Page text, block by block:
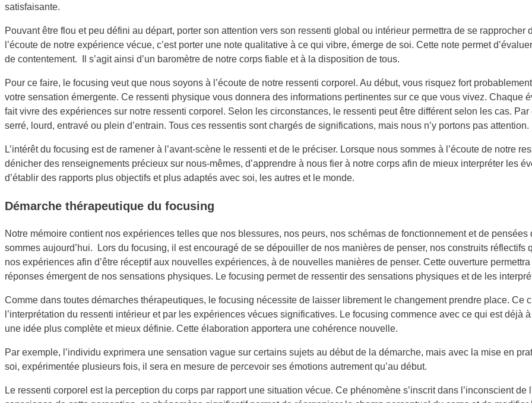
satisfaisante.
Pouvant être flou et peu défini au départ, porter son attention vers son ressenti global ou intérieur permettra de se rapprocher
l’écoute de notre expérience vécue, c’est porter une note qualitative à ce qui vibre, émerge de soi. Cette note permet
de contentement. Il s’agit ainsi d’un baromètre de notre corps fiable et à la disposition de tous.
Pour ce faire, le focusing veut que nous soyons à l’écoute de notre ressenti corporel. Au début, vous risquez fort
votre sensation émergente. Ce ressenti physique vous donnera des informations pertinentes sur ce que vous vivez. Chaque
fait vivre des expériences sur notre ressenti corporel. Selon les circonstances, le ressenti peut être différent selon les cas.
serré, lourd, entravé ou plein d’entrain. Tous ces ressentis sont chargés de significations, mais nous n’y portons pas attention.
L’intérêt du focusing est de ramener à l’avant-scène le ressenti et de le préciser. Lorsque nous sommes à l’écoute de notre
dénicher des renseignements précieux sur nous-mêmes, d’apprendre à nous fier à notre corps afin de mieux interpréter les
d’établir des rapports plus objectifs et plus adaptés avec soi, les autres et le monde.
Démarche thérapeutique du focusing
Notre mémoire contient nos expériences telles que nos blessures, nos peurs, nos schémas de fonctionnement et de pensées
sommes aujourd’hui. Lors du focusing, il est encouragé de se dépouiller de nos manières de penser, nos construits réflectifs
nos expériences afin d’être réceptif aux nouvelles expériences, à de nouvelles manières de penser. Cette ouverture permettra
réponses émergent de nos sensations physiques. Le focusing permet de ressentir des sensations physiques et de les
Comme dans toutes démarches thérapeutiques, le focusing nécessite de laisser librement le changement prendre place. Ce
l’interprétation du ressenti intérieur et par les expériences vécues significatives. Le focusing commence avec ce qui est déjà
une idée plus complète et mieux définie. Cette élaboration apportera une cohérence nouvelle.
Par exemple, l’individu exprimera une sensation vague sur certains sujets au début de la démarche, mais avec la mise en
soi, expérimentée plusieurs fois, il sera en mesure de percevoir ses émotions autrement qu’au début.
Le ressenti corporel est la perception du corps par rapport une situation vécue. Ce phénomène s’inscrit dans l’inconscient de